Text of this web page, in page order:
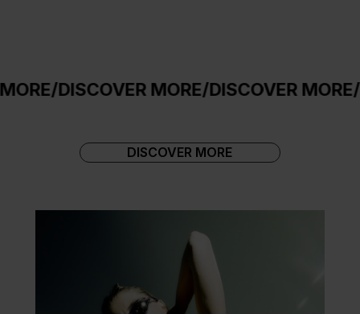
MORE/DISCOVER MORE/
DISCOVER MORE